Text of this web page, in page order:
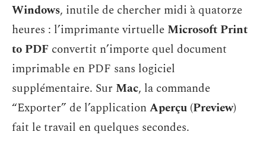
Windows, inutile de chercher midi à quatorze
heures : l’imprimante virtuelle Microsoft Print
to PDF convertit n’importe quel document
imprimable en PDF sans logiciel
supplémentaire. Sur Mac, la commande
“Exporter” de l’applicationAperçu (Preview)
fait le travail en quelques secondes.